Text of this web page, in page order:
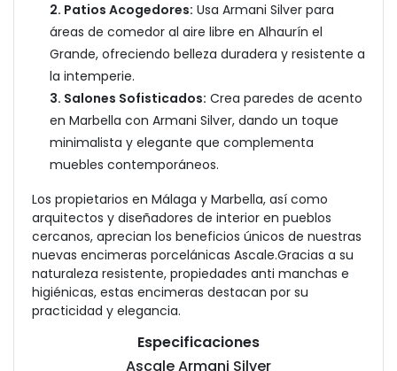
2. Patios Acogedores: Usa Armani Silver para
áreas de comedor al aire libre en Alhaurín el
Grande, ofreciendo belleza duradera y resistente a
la intemperie.
3. Salones Sofisticados: Crea paredes de acento
en Marbella con Armani Silver, dando un toque
minimalista y elegante que complementa
muebles contemporáneos.
Los propietarios en Málaga y Marbella, así como
arquitectos y diseñadores de interior en pueblos
cercanos, aprecian los beneficios únicos de nuestras
nuevas encimeras porcelánicas Ascale.Gracias a su
naturaleza resistente, propiedades anti manchas e
higiénicas, estas encimeras destacan por su
practicidad y elegancia.
Especificaciones
Ascale Armani Silver